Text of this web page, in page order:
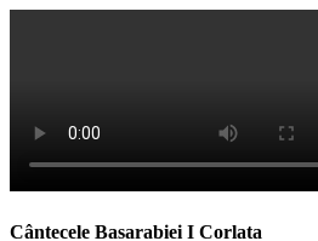
Cântecele Basarabiei I Corlata